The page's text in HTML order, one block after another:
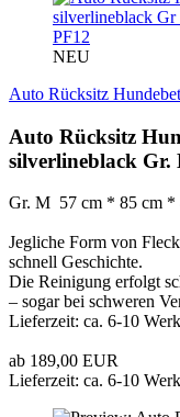
PF12
NEU
Auto Rücksitz
Auto Rücksitz
silverlineblack Gr.
Gr. M 57 cm * 85 cm *
Jegliche Form von
schnell Geschichte.
Die Reinigung erfolgt
– sogar bei schweren
Lieferzeit: ca. 6-10
ab 189,00 EUR
Lieferzeit: ca. 6-10